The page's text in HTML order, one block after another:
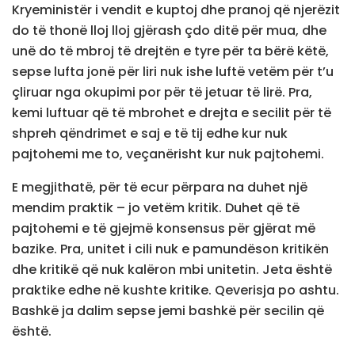
Kryeministër i vendit e kuptoj dhe pranoj që njerëzit
do të thonë lloj lloj gjërash çdo ditë për mua, dhe
unë do të mbroj të drejtën e tyre për ta bërë këtë,
sepse lufta jonë për liri nuk ishe luftë vetëm për t’u
çliruar nga okupimi por për të jetuar të lirë. Pra,
kemi luftuar që të mbrohet e drejta e secilit për të
shpreh qëndrimet e saj e të tij edhe kur nuk
pajtohemi me to, veçanërisht kur nuk pajtohemi.
E megjithatë, për të ecur përpara na duhet një
mendim praktik – jo vetëm kritik. Duhet që të
pajtohemi e të gjejmë konsensus për gjërat më
bazike. Pra, unitet i cili nuk e pamundëson kritikën
dhe kritikë që nuk kalëron mbi unitetin. Jeta është
praktike edhe në kushte kritike. Qeverisja po ashtu.
Bashkë ja dalim sepse jemi bashkë për secilin që
është.